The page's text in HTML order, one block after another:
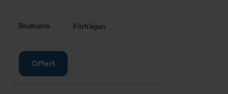
Förfrågan
Offert